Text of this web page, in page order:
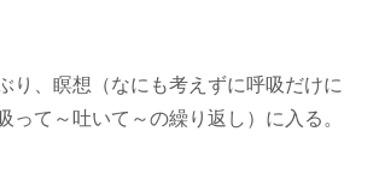
り、瞑想（なにも考えずに呼吸だけに
て～吐いて～の繰り返し）に入る。